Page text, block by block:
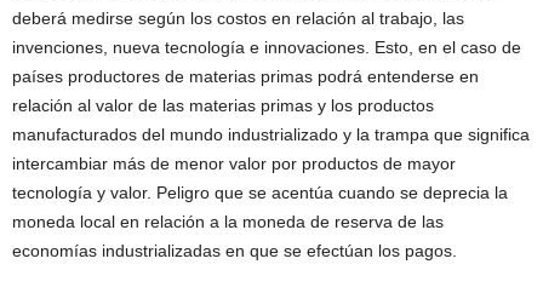
deberá medirse según los costos en relación al trabajo, las
invenciones, nueva tecnología e innovaciones. Esto, en el caso de
países productores de materias primas podrá entenderse en
relación al valor de las materias primas y los productos
manufacturados del mundo industrializado y la trampa que significa
intercambiar más de menor valor por productos de mayor
tecnología y valor. Peligro que se acentúa cuando se deprecia la
moneda local en relación a la moneda de reserva de las
economías industrializadas en que se efectúan los pagos.